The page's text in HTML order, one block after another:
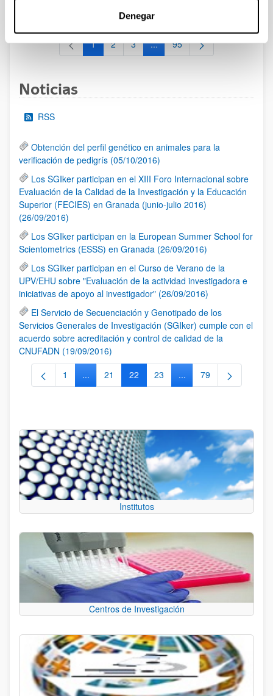
Denegar
Página
1 Página
2 Página
3 ...Páginas intermedias Use TAB
Página
95
Noticias
RSS
Obtención del perfil genético en animales para la
verificación de pedigrís (05/10/2016)
Los SGIker participan en el XIII Foro Internacional sobre
Evaluación de la Calidad de la Investigación y la Educación
Superior (FECIES) en Granada (junio-julio 2016)
(26/09/2016)
Los SGIker participan en la European Summer School for
Scientometrics (ESSS) en Granada (26/09/2016)
Los SGIker participan en el Curso de Verano de la
UPV/EHU sobre "Evaluación de la actividad investigadora e
iniciativas de apoyo al investigador" (26/09/2016)
El Servicio de Secuenciación y Genotipado de los
Servicios Generales de Investigación (SGIker) cumple con el
acuerdo sobre acreditación y control de calidad de la
CNUFADN (19/09/2016)
Página
1 ...Páginas intermedias Use TAB para desplazarse.
Página
21 Página
22 Página
23 ...Páginas intermedias
Página
79
Institutos
Centros de Investigación